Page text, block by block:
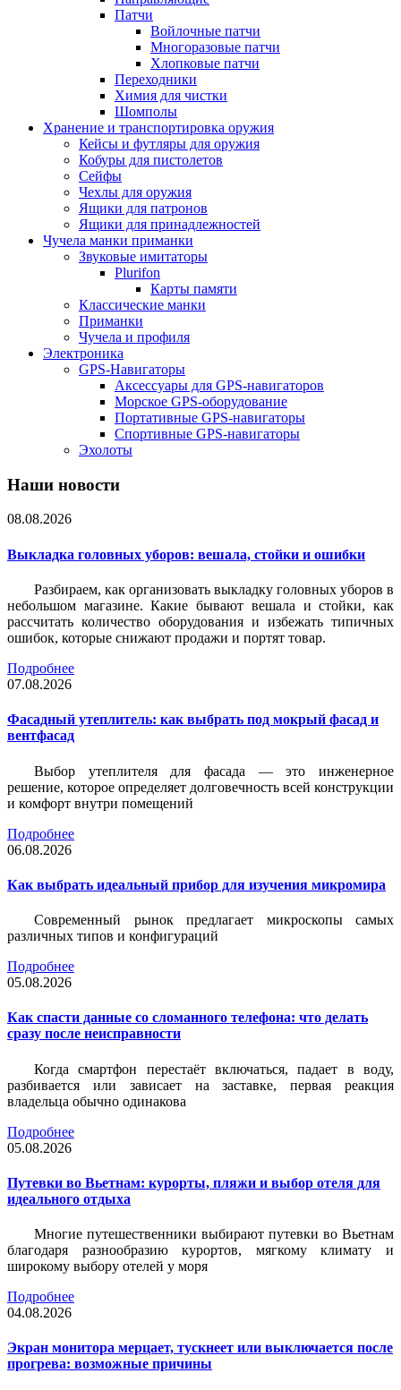
Патчи
Войлочные патчи
Многоразовые патчи
Хлопковые патчи
Переходники
Химия для чистки
Шомполы
Хранение и транспортировка оружия
Кейсы и футляры для оружия
Кобуры для пистолетов
Сейфы
Чехлы для оружия
Ящики для патронов
Ящики для принадлежностей
Чучела манки приманки
Звуковые имитаторы
Plurifon
Карты памяти
Классические манки
Приманки
Чучела и профиля
Электроника
GPS-Навигаторы
Аксессуары для GPS-навигаторов
Морское GPS-оборудование
Портативные GPS-навигаторы
Спортивные GPS-навигаторы
Эхолоты
Наши новости
08.08.2026
Выкладка головных уборов: вешала, стойки и ошибки
Разбираем, как организовать выкладку головных уборов в
небольшом магазине. Какие бывают вешала и стойки, как
рассчитать количество оборудования и избежать типичных
ошибок, которые снижают продажи и портят товар.
Подробнее
07.08.2026
Фасадный утеплитель: как выбрать под мокрый фасад и
вентфасад
Выбор утеплителя для фасада — это инженерное
решение, которое определяет долговечность всей конструкции
и комфорт внутри помещений
Подробнее
06.08.2026
Как выбрать идеальный прибор для изучения микромира
Современный рынок предлагает микроскопы самых
различных типов и конфигураций
Подробнее
05.08.2026
Как спасти данные со сломанного телефона: что делать
сразу после неисправности
Когда смартфон перестаёт включаться, падает в воду,
разбивается или зависает на заставке, первая реакция
владельца обычно одинакова
Подробнее
05.08.2026
Путевки во Вьетнам: курорты, пляжи и выбор отеля для
идеального отдыха
Многие путешественники выбирают путевки во Вьетнам
благодаря разнообразию курортов, мягкому климату и
широкому выбору отелей у моря
Подробнее
04.08.2026
Экран монитора мерцает, тускнеет или выключается после
прогрева: возможные причины